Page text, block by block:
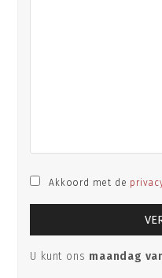
Akkoord met de
U kunt ons maandag